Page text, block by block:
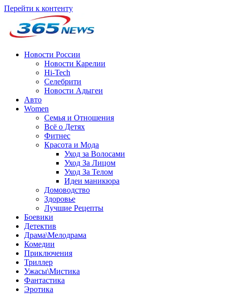
Перейти к контенту
Новости России
Новости Карелии
Hi-Tech
Селебрити
Новости Адыгеи
Авто
Women
Семья и Отношения
Всё о Детях
Фитнес
Красота и Мода
Уход за Волосами
Уход За Лицом
Уход За Телом
Идеи маникюра
Домоводство
Здоровье
Лучшие Рецепты
Боевики
Детектив
Драма\Мелодрама
Комедии
Приключения
Триллер
Ужасы\Мистика
Фантастика
Эротика